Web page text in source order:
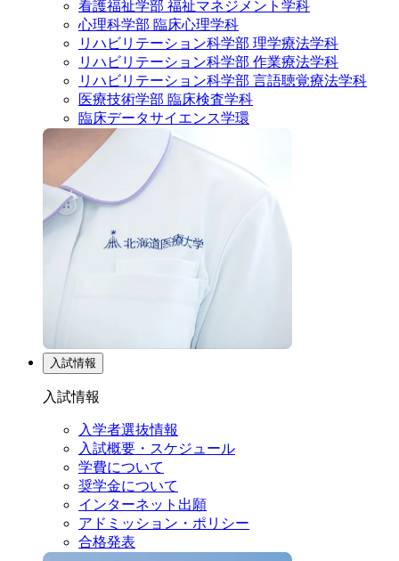
看護福祉学部 福祉マネジメント学科
心理科学部 臨床心理学科
リハビリテーション科学部 理学療法学科
リハビリテーション科学部 作業療法学科
リハビリテーション科学部 言語聴覚療法学科
医療技術学部 臨床検査学科
臨床データサイエンス学環
入試情報
入試情報
入学者選抜情報
入試概要・スケジュール
学費について
奨学金について
インターネット出願
アドミッション・ポリシー
合格発表